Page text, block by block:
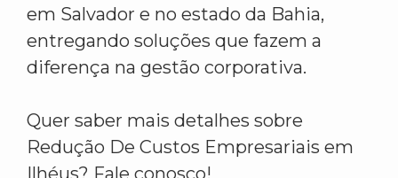
em Salvador e no estado da Bahia,
entregando soluções que fazem a
diferença na gestão corporativa.
Quer saber mais detalhes sobre
Redução De Custos Empresariais em